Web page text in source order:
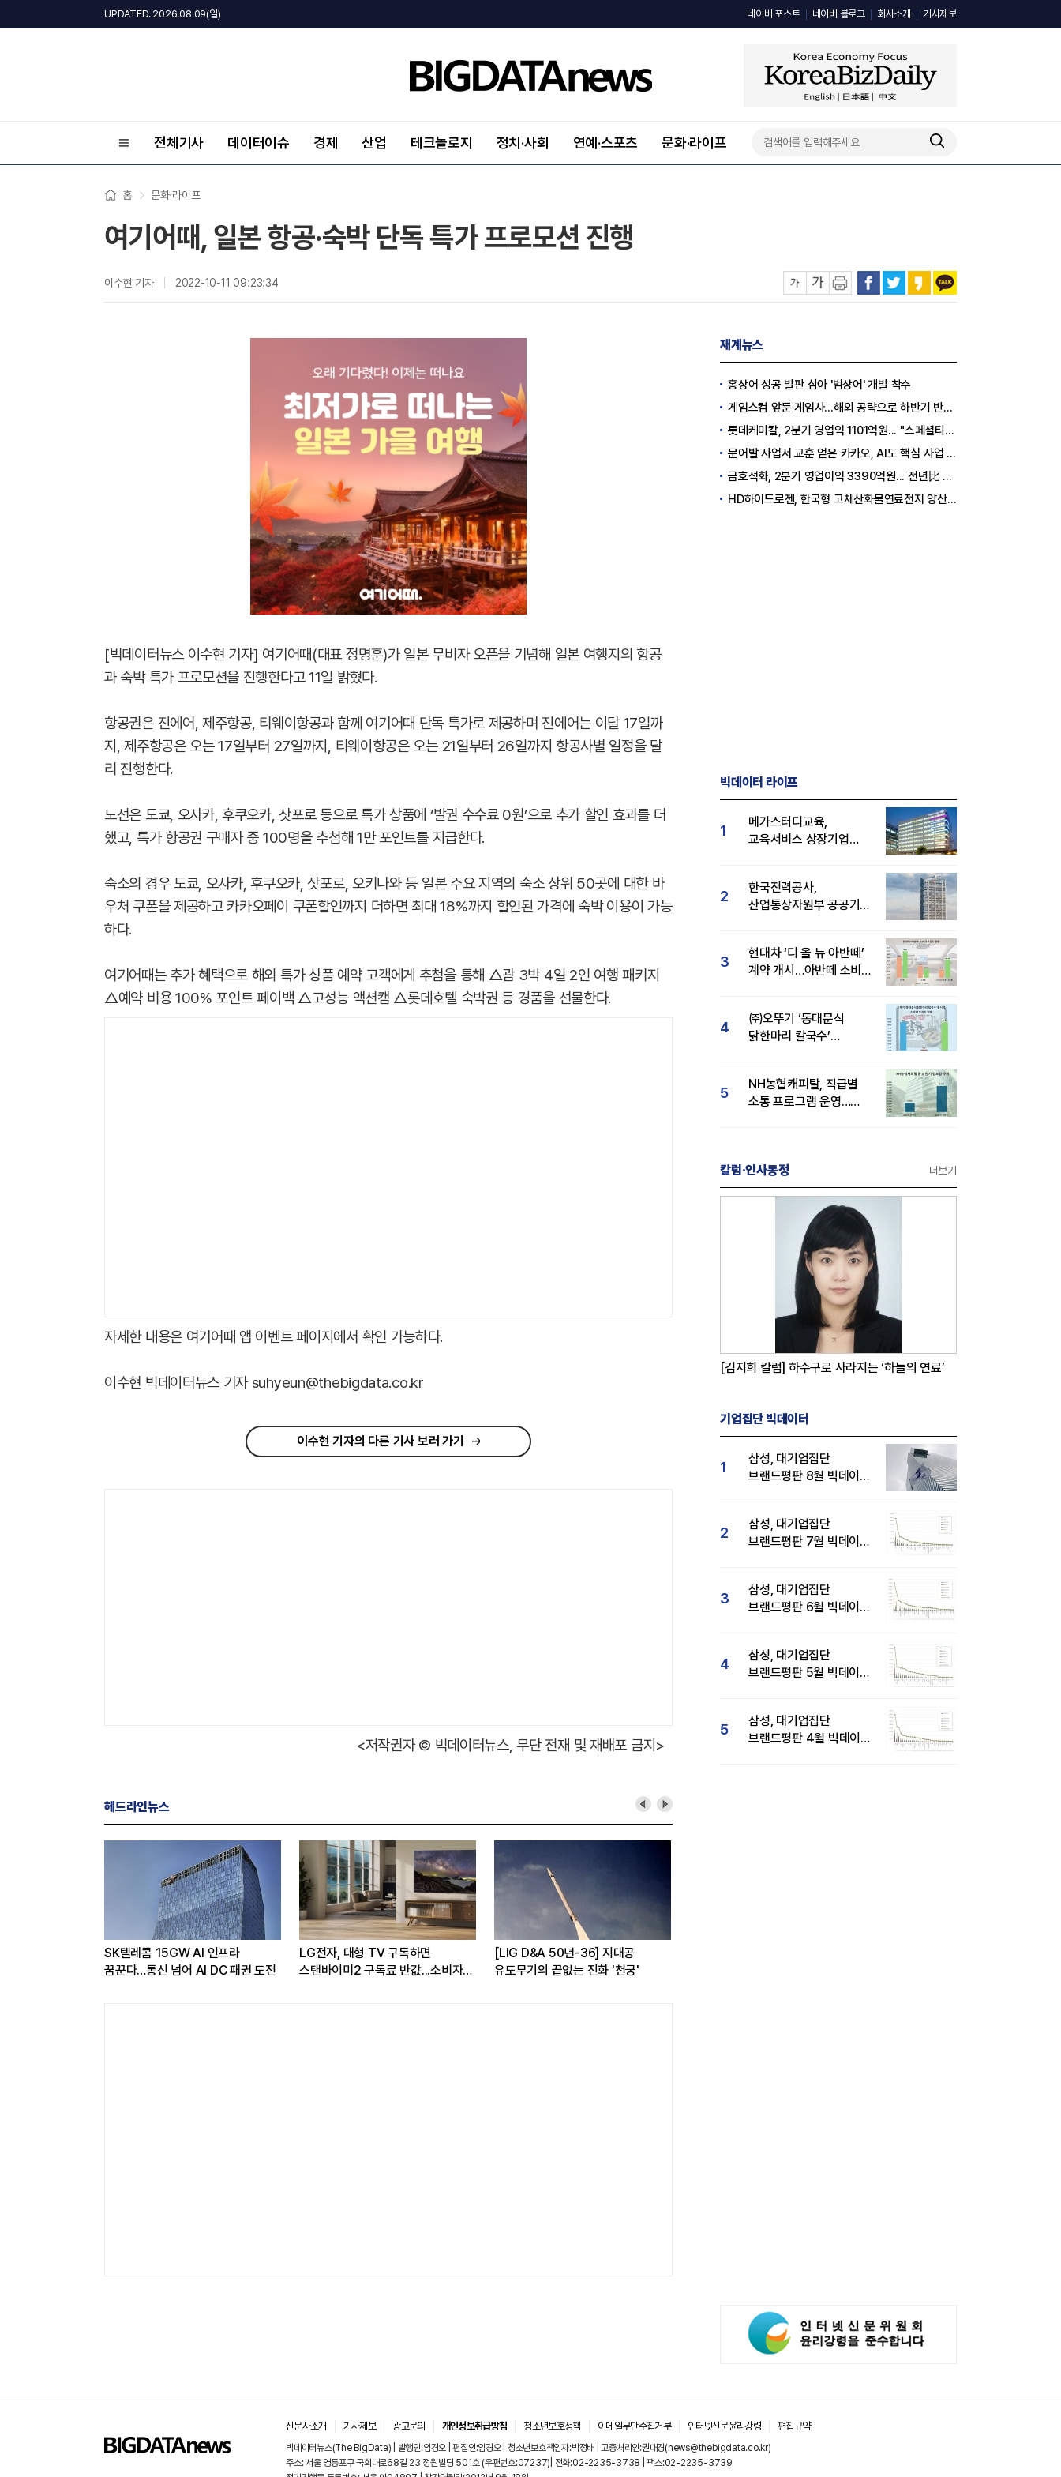
UPDATED. 2026.08.09(일) 네이버 포스트 네이버 블로그 회사소개 기사제보
전체기사 데이터이슈 경제 산업 테크놀로지 정치·사회 연예·스포츠 문화·라이프
홈 문화·라이프
여기어때, 일본 항공·숙박 단독 특가 프로모션 진행
이수현 기자 2022-10-11 09:23:34
[빅데이터뉴스 이수현 기자] 여기어때(대표 정명훈)가 일본 무비자 오픈을 기념해 일본 여행지의 항공
과 숙박 특가 프로모션을 진행한다고 11일 밝혔다.
항공권은 진에어, 제주항공, 티웨이항공과 함께 여기어때 단독 특가로 제공하며 진에어는 이달 17일까
지, 제주항공은 오는 17일부터 27일까지, 티웨이항공은 오는 21일부터 26일까지 항공사별 일정을 달
리 진행한다.
노선은 도쿄, 오사카, 후쿠오카, 삿포로 등으로 특가 상품에 ‘발권 수수료 0원’으로 추가 할인 효과를 더
했고, 특가 항공권 구매자 중 100명을 추첨해 1만 포인트를 지급한다.
숙소의 경우 도쿄, 오사카, 후쿠오카, 삿포로, 오키나와 등 일본 주요 지역의 숙소 상위 50곳에 대한 바
우처 쿠폰을 제공하고 카카오페이 쿠폰할인까지 더하면 최대 18%까지 할인된 가격에 숙박 이용이 가능
하다.
여기어때는 추가 혜택으로 해외 특가 상품 예약 고객에게 추첨을 통해 △괌 3박 4일 2인 여행 패키지
△예약 비용 100% 포인트 페이백 △고성능 액션캠 △롯데호텔 숙박권 등 경품을 선물한다.
자세한 내용은 여기어때 앱 이벤트 페이지에서 확인 가능하다.
이수현 빅데이터뉴스 기자 suhyeun@thebigdata.co.kr
이수현 기자의 다른 기사 보러 가기
<저작권자 © 빅데이터뉴스, 무단 전재 및 재배포 금지>
헤드라인뉴스
SK텔레콤 15GW AI 인프라
꿈꾼다…통신 넘어 AI DC 패권 도전
LG전자, 대형 TV 구독하면
스탠바이미2 구독료 반값...소비자
[LIG D&A 50년-36] 지대공
유도무기의 끝없는 진화 '천궁'
재계뉴스
홍상어 성공 발판 삼아 '범상어' 개발 착수
게임스컴 앞둔 게임사…해외 공략으로 하반기 반등 꾀한다
롯데케미칼, 2분기 영업익 1101억원... "스페셜티 전환 가속"
문어발 사업서 교훈 얻은 카카오, AI도 핵심 사업 '선택과 집중'
금호석화, 2분기 영업이익 3390억원... 전년比 419% 급증
HD하이드로젠, 한국형 고체산화물연료전지 양산체계 구축
빅데이터 라이프
1
메가스터디교육,
교육서비스 상장기업
2
한국전력공사,
산업통상자원부 공공기관
3
현대차 ‘디 올 뉴 아반떼’
계약 개시…아반떼 소비자
4
㈜오뚜기 ‘동대문식
닭한마리 칼국수’
5
NH농협캐피탈, 직급별
소통 프로그램 운영…
칼럼·인사동정 더보기
[김지희 칼럼] 하수구로 사라지는 ‘하늘의 연료’
기업집단 빅데이터
1
삼성, 대기업집단
브랜드평판 8월 빅데이터
2
삼성, 대기업집단
브랜드평판 7월 빅데이터
3
삼성, 대기업집단
브랜드평판 6월 빅데이터
4
삼성, 대기업집단
브랜드평판 5월 빅데이터
5
삼성, 대기업집단
브랜드평판 4월 빅데이터
신문사소개 기사제보 광고문의 개인정보취급방침 청소년보호정책 이메일무단수집거부 인터넷신문윤리강령 편집규약
빅데이터뉴스(The BigData) | 발행인:임경오 | 편집인:임경오 | 청소년보호책임자:박정배 | 고충처리인:권대경(news@thebigdata.co.kr)
주소: 서울 영등포구 국회대로68길 23 정원빌딩 501호 (우편번호:07237)| 전화:02-2235-3738 | 팩스:02-2235-3739